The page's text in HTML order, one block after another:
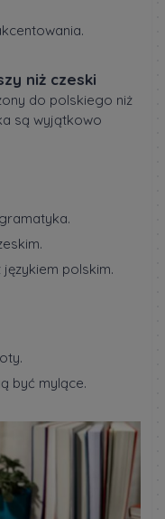
niż czeski
do polskiego niż
są wyjątkowo
językiem polskim.
być mylące.